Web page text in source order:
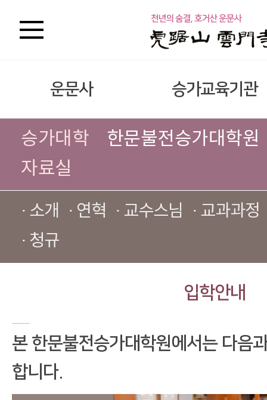
운문사 승가교육기관
승가대학
한문불전승가대학원
자료실
· 소개 · 연혁 · 교수스님
· 교과과정
· 청규
입학안내
본 한문불전승가대학원에서는 다음
합니다.